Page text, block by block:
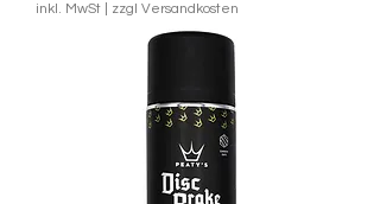
inkl. MwSt zzgl Versandkosten